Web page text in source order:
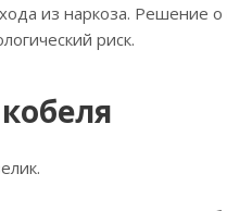
из наркоза. Решение
риск.